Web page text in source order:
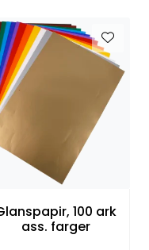
100 ark
ass. farger